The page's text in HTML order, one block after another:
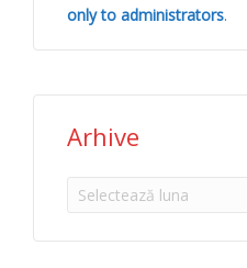
only to administrators.
Arhive
Arhive